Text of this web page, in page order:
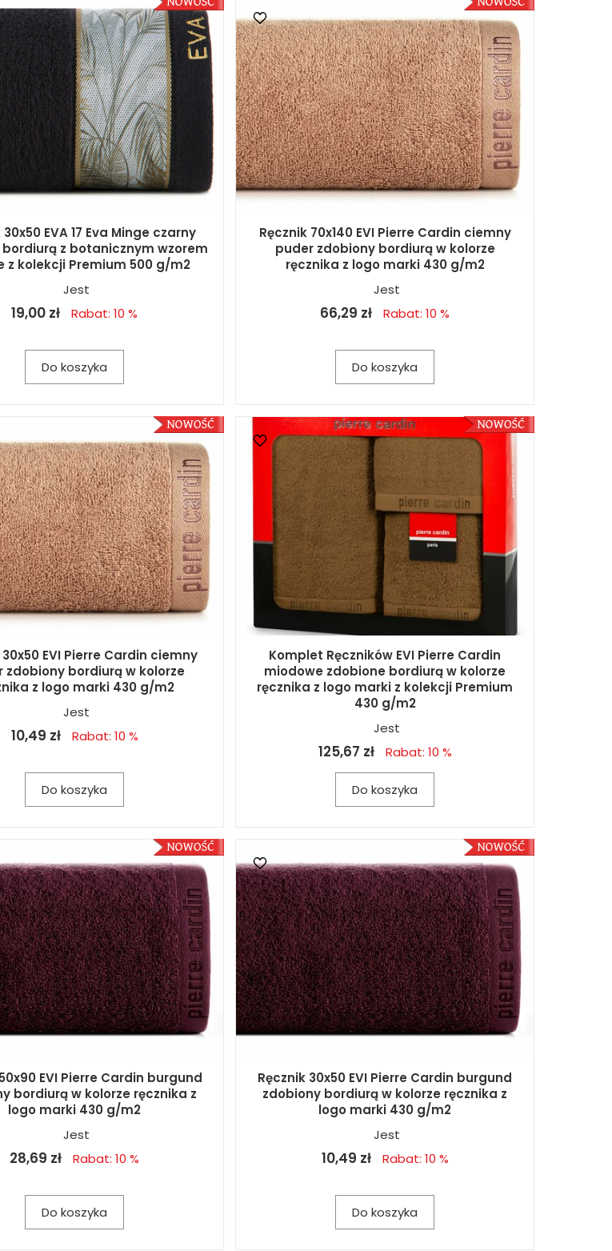
30x50 EVA 17 Eva Minge czarny
z botanicznym wzorem
z kolekcji Premium 500 g/m2
Jest
19,00 zł Rabat: 10 %
Do koszyka
Ręcznik 70x140 EVI Pierre Cardin ciemny
puder zdobiony bordiurą w kolorze
ręcznika z logo marki 430 g/m2
Jest
66,29 zł Rabat: 10 %
Do koszyka
30x50 EVI Pierre Cardin ciemny
zdobiony bordiurą w kolorze
z logo marki 430 g/m2
Jest
10,49 zł Rabat: 10 %
Do koszyka
Komplet Ręczników EVI Pierre Cardin
miodowe zdobione bordiurą w kolorze
ręcznika z logo marki z kolekcji Premium
430 g/m2
Jest
125,67 zł Rabat: 10 %
Do koszyka
EVI Pierre Cardin burgund
bordiurą w kolorze ręcznika z
logo marki 430 g/m2
Jest
28,69 zł Rabat: 10 %
Do koszyka
Ręcznik 30x50 EVI Pierre Cardin burgund
zdobiony bordiurą w kolorze ręcznika z
logo marki 430 g/m2
Jest
10,49 zł Rabat: 10 %
Do koszyka